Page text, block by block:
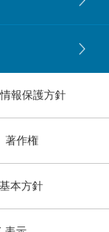
報保護方針
本方針
著作権